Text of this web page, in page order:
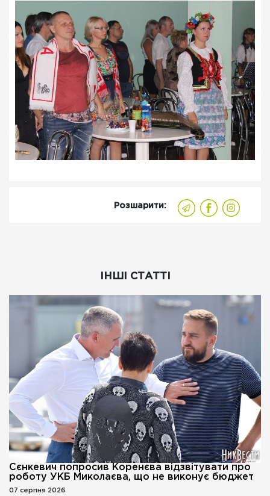
Розшарити:
ІНШІ СТАТТІ
Сєнкевич попросив Коренєва відзвітувати про
роботу УКБ Миколаєва, що не виконує бюджет
07 серпня 2026